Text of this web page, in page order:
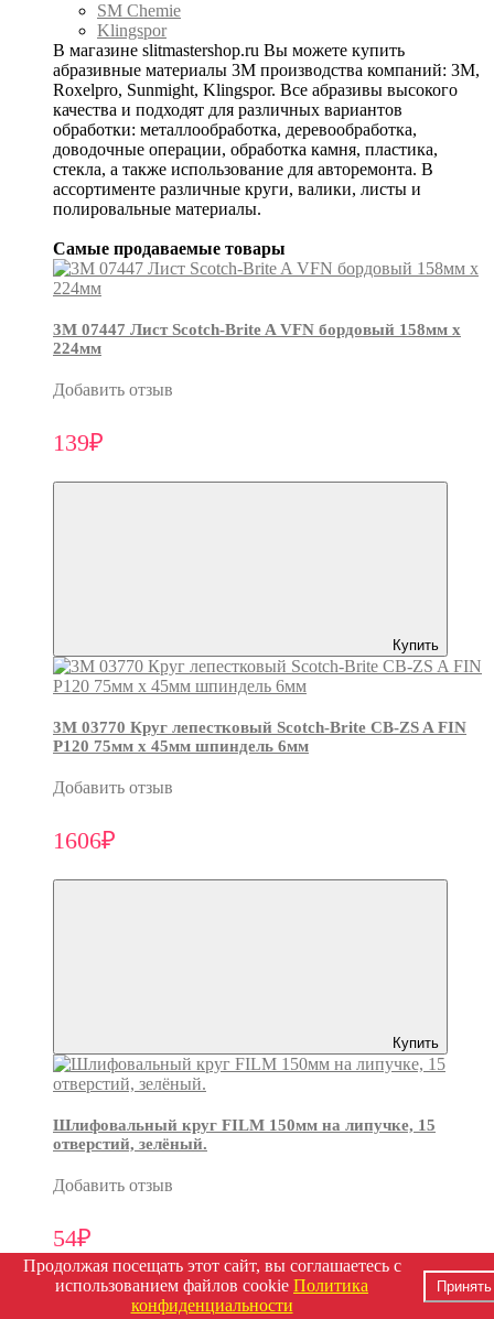
SM Chemie
Klingspor
В магазине slitmastershop.ru Вы можете купить
абразивные материалы 3М производства компаний: 3М,
Roxelpro, Sunmight, Klingspor. Все абразивы высокого
качества и подходят для различных вариантов
обработки: металлообработка, деревообработка,
доводочные операции, обработка камня, пластика,
стекла, а также использование для авторемонта. В
ассортименте различные круги, валики, листы и
полировальные материалы.
Самые продаваемые товары
3М 07447 Лист Scotch-Brite A VFN бордовый 158мм х
224мм
Добавить отзыв
139₽
Купить
3М 03770 Круг лепестковый Scotch-Brite CB-ZS A FIN
P120 75мм х 45мм шпиндель 6мм
Добавить отзыв
1606₽
Купить
Шлифовальный круг FILM 150мм на липучке, 15
отверстий, зелёный.
Добавить отзыв
54₽
Продолжая посещать этот сайт, вы соглашаетесь с
использованием файлов cookie Политика
конфиденциальности
Принять